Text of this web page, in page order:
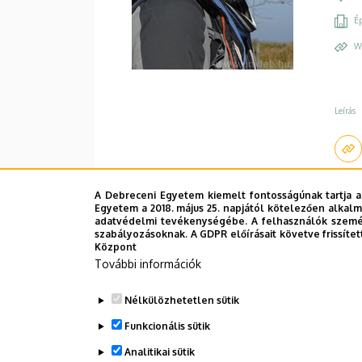
Leírás
A Debreceni Egyetem kiemelt fontosságúnak
Egyetem a 2018. május 25. napjától kötelezően
adatvédelmi tevékenységébe. A felhasználók
szabályozásoknak. A GDPR előírásait követve
Központ
További információk
Nélkülözhetetlen sütik
Funkcionális sütik
Analitikai sütik